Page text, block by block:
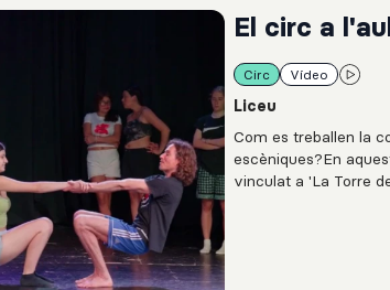
El circ a
Circ Vídeo
Liceu
Com es treballen la
escèniques?En
vinculat a 'La Torre